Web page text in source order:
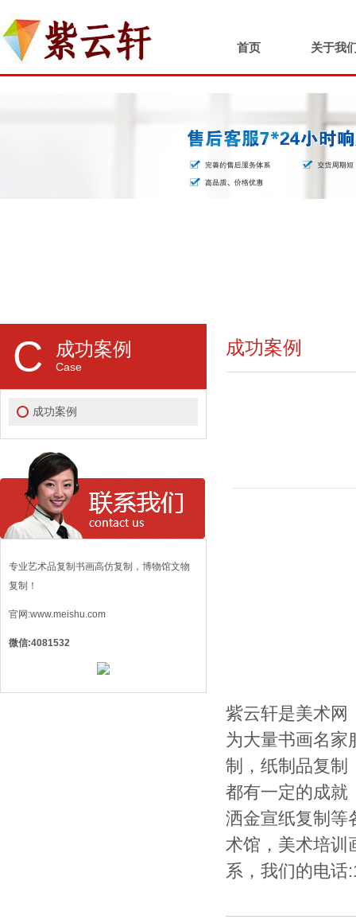
首页 关于我
C 成功案例
Case
成功案例
专业艺术品复制书画高仿复制，博物馆文物
复制！
官网:www.meishu.com
微信:4081532
成功案例
紫云轩是美术网
为大量书画名家
制，纸制品复制
都有一定的成就
洒金宣纸复制等
术馆，美术培训
系，我们的电话